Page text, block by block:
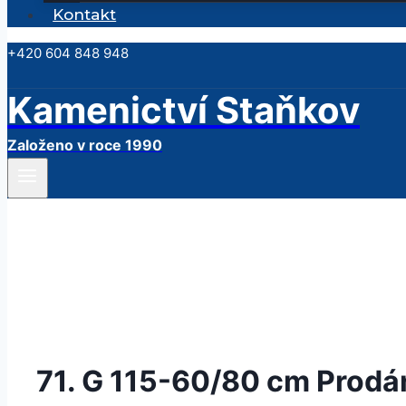
Kontakt
+420 604 848 948
Kamenictví Staňkov
Založeno v roce 1990
71. G 115-60/80 cm